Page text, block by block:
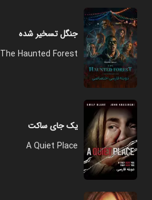
جنگل تسخیر شده
The Haunted Forest
یک جای ساکت
A Quiet Place